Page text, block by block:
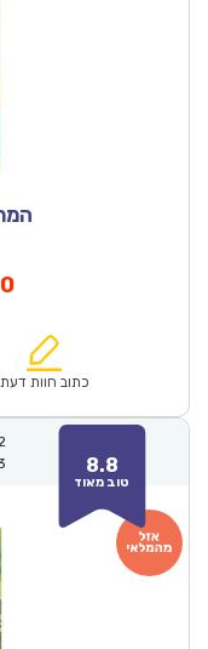
₪64.00.
המחיר
הוא:
כתוב חוות דעת
8.8
טוב מאוד